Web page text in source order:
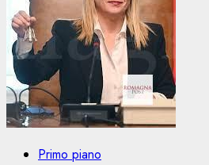
Primo piano